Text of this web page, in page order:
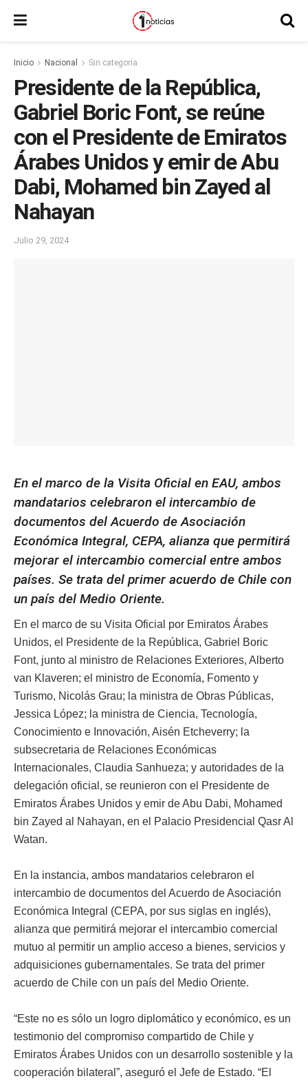
Inicio Nacional Sin categoría
Presidente de la República,
Gabriel Boric Font, se reúne
con el Presidente de Emiratos
Árabes Unidos y emir de Abu
Dabi, Mohamed bin Zayed al
Nahayan
Julio 29, 2024
En el marco de la Visita Oficial en EAU, ambos
mandatarios celebraron el intercambio de
documentos del Acuerdo de Asociación
Económica Integral, CEPA, alianza que permitirá
mejorar el intercambio comercial entre ambos
países. Se trata del primer acuerdo de Chile con
un país del Medio Oriente.
En el marco de su Visita Oficial por Emiratos Árabes
Unidos, el Presidente de la República, Gabriel Boric
Font, junto al ministro de Relaciones Exteriores, Alberto
van Klaveren; el ministro de Economía, Fomento y
Turismo, Nicolás Grau; la ministra de Obras Públicas,
Jessica López; la ministra de Ciencia, Tecnología,
Conocimiento e Innovación, Aisén Etcheverry; la
subsecretaria de Relaciones Económicas
Internacionales, Claudia Sanhueza; y autoridades de la
delegación oficial, se reunieron con el Presidente de
Emiratos Árabes Unidos y emir de Abu Dabi, Mohamed
bin Zayed al Nahayan, en el Palacio Presidencial Qasr Al
Watan.
En la instancia, ambos mandatarios celebraron el
intercambio de documentos del Acuerdo de Asociación
Económica Integral (CEPA, por sus siglas en inglés),
alianza que permitirá mejorar el intercambio comercial
mutuo al permitir un amplio acceso a bienes, servicios y
adquisiciones gubernamentales. Se trata del primer
acuerdo de Chile con un país del Medio Oriente.
“Este no es sólo un logro diplomático y económico, es un
testimonio del compromiso compartido de Chile y
Emiratos Árabes Unidos con un desarrollo sostenible y la
cooperación bilateral”, aseguró el Jefe de Estado. “El